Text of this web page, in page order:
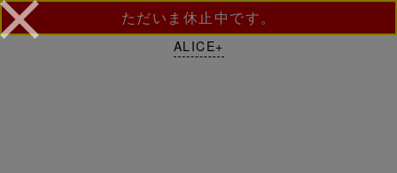
ただいま休止中です。
ALICE+